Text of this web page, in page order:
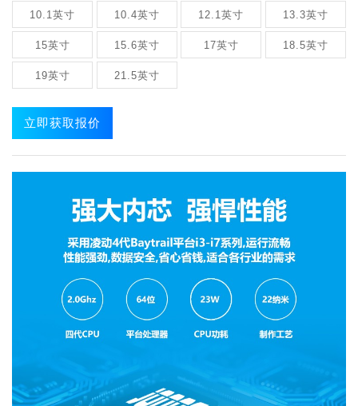
10.1英寸 10.4英寸 12.1英寸 13.3英寸
15英寸 15.6英寸 17英寸 18.5英寸
19英寸 21.5英寸
立即获取报价